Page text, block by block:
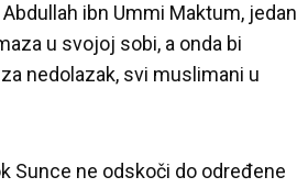
ibn Ummi Maktum, jedan
u svojoj sobi, a onda bi
nedolazak, svi muslimani u
Sunce ne odskoči do određene